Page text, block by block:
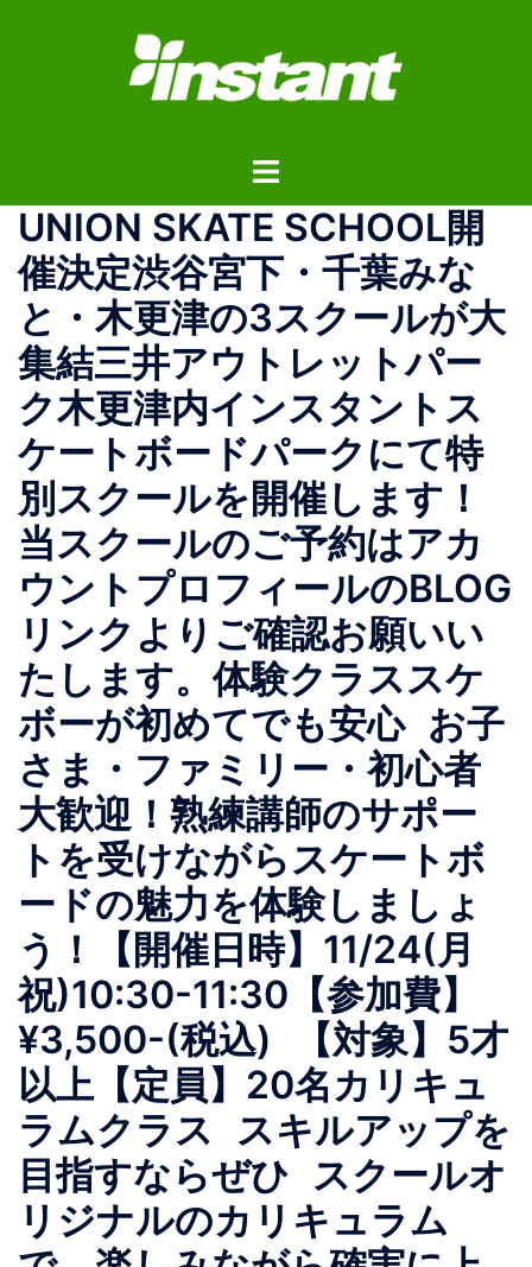
ス
ト
ル
メ
ニ
ュ
ー
UNION SKATE SCHOOL開
催決定渋谷宮下・千葉みな
と・木更津の3スクールが大
集結三井アウトレットパー
ク木更津内インスタントス
ケートボードパークにて特
別スクールを開催します！
当スクールのご予約はアカ
ウントプロフィールのBLOG
リンクよりご確認お願いい
たします。体験クラススケ
ボーが初めてでも安心 お子
さま・ファミリー・初心者
大歓迎！熟練講師のサポー
トを受けながらスケートボ
ードの魅力を体験しましょ
う！【開催日時】11/24(月
祝)10:30-11:30【参加費】
¥3,500-(税込) 【対象】5才
以上【定員】20名カリキュ
ラムクラス スキルアップを
目指すならぜひ スクールオ
リジナルのカリキュラム